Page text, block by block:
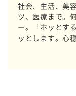
社会、生活、美
ツ、医療まで。
ー。「ホッとす
ッとします。心